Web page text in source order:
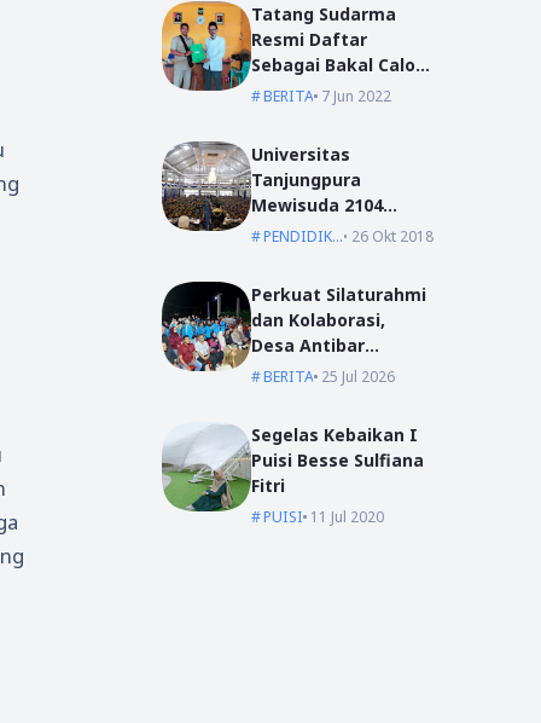
Tatang Sudarma
Resmi Daftar
Sebagai Bakal Calon
Kepala Desa Mas
BERITA 7 Jun 2022
Universitas
Tanjungpura
Mewisuda 2104
Lulusan pada
PENDIDIKAN26 Okt 2018
Perkuat Silaturahmi
dan Kolaborasi,
Desa Antibar
Sambut Mahasiswa
BERITA 25 Jul 2026
Segelas Kebaikan I
Puisi Besse Sulfiana
Fitri
PUISI 11 Jul 2020